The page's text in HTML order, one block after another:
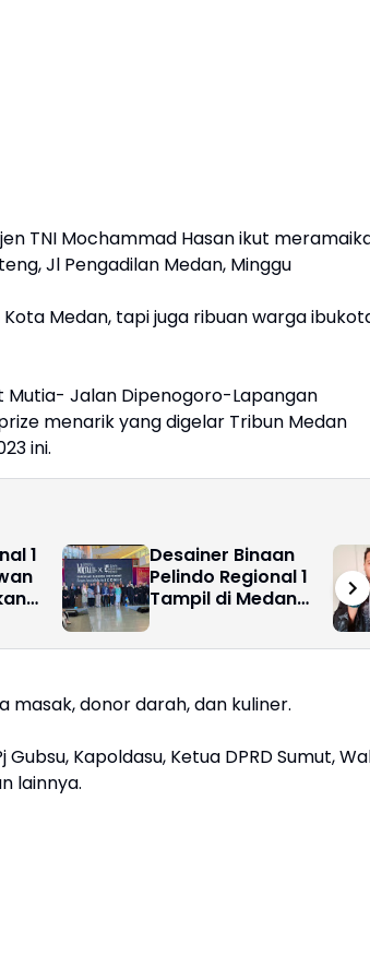
TNI Mochammad Hasan ikut
Jl Pengadilan Medan, Minggu
Medan, tapi juga ribuan warga
Mutia- Jalan Dipenogoro-Lapangan
menarik yang digelar Tribun Medan
ini.
1
di
Desainer Binaan
Pelindo Regional 1
Tampil di Medan
masak, donor darah, dan kuliner.
Kapoldasu, Ketua DPRD Sumut,
lainnya.